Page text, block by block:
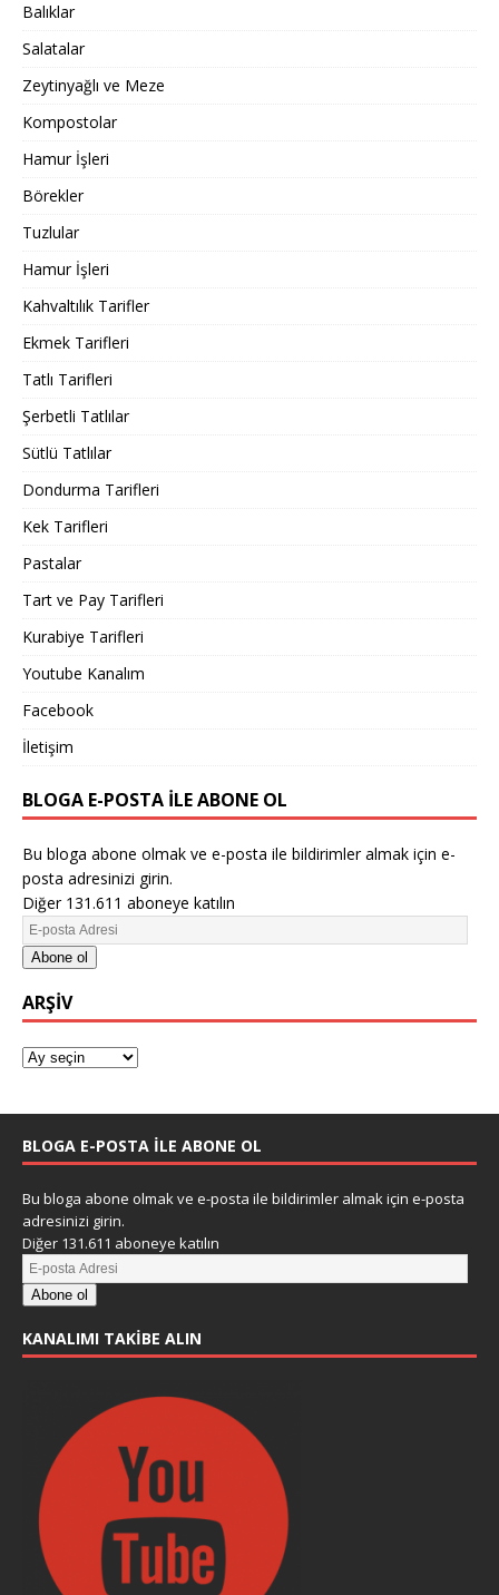
Balıklar
Salatalar
Zeytinyağlı ve Meze
Kompostolar
Hamur İşleri
Börekler
Tuzlular
Hamur İşleri
Kahvaltılık Tarifler
Ekmek Tarifleri
Tatlı Tarifleri
Şerbetli Tatlılar
Sütlü Tatlılar
Dondurma Tarifleri
Kek Tarifleri
Pastalar
Tart ve Pay Tarifleri
Kurabiye Tarifleri
Youtube Kanalım
Facebook
İletişim
BLOGA E-POSTA ILE ABONE OL
Bu bloga abone olmak ve e-posta ile bildirimler almak için e-
posta adresinizi girin.
Diğer 131.611 aboneye katılın
Abone ol
ARŞIV
BLOGA E-POSTA ILE ABONE OL
Bu bloga abone olmak ve e-posta ile bildirimler almak için e-posta
adresinizi girin.
Diğer 131.611 aboneye katılın
Abone ol
KANALIMI TAKIBE ALIN